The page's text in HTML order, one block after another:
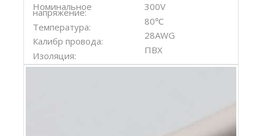
Номинальное
напряжение:
Температура:
Калибр провода:
Изоляция:
300V
80℃
28AWG
ПВХ